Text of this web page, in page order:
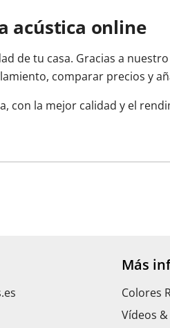
acústica online
de tu casa. Gracias a
comparar precios y
con la mejor calidad y el
Más
Colores
Vídeos